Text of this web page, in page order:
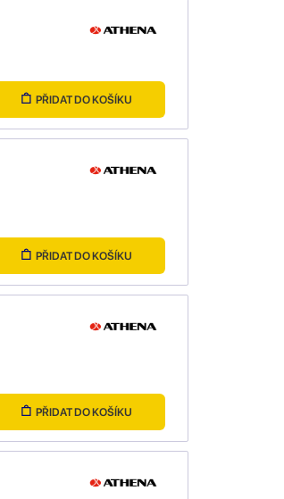
PŘIDAT DO KOŠÍKU
PŘIDAT DO KOŠÍKU
PŘIDAT DO KOŠÍKU